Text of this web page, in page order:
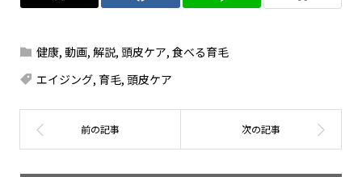
健康, 動画, 解説, 頭皮ケア, 食べる育毛
エイジング, 育毛, 頭皮ケア